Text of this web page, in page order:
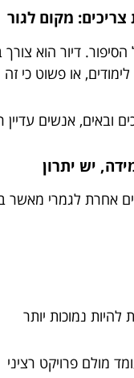
הסיפור. דיור הוא
או פשוט כי
ובאים, אנשים
שירותים אחרת
להיות נמוכות יותר
מולם פרויקט רציני